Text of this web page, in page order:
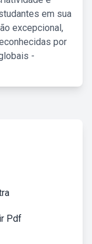
em sua
excepcional,
por
-
Pdf